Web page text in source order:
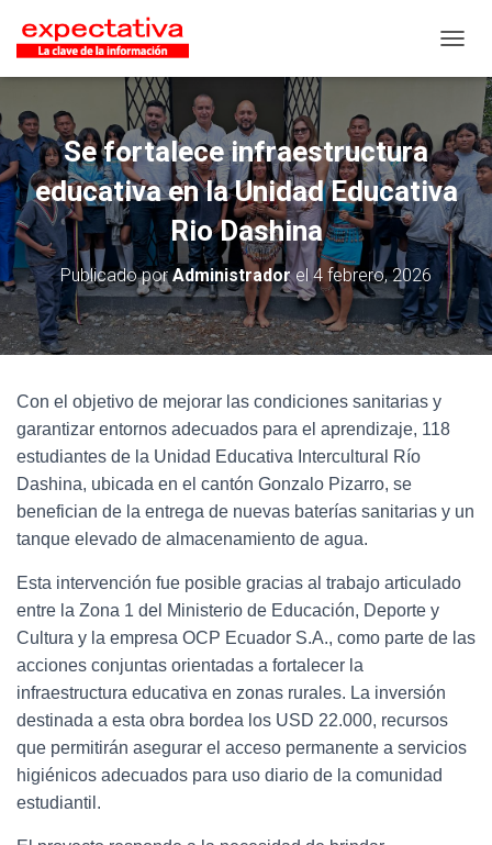
Se fortalece infraestructura
educativa en la Unidad Educativa
Rio Dashina
Publicado porAdministradorel 4 febrero, 2026
Con el objetivo de mejorar las condiciones sanitarias y
garantizar entornos adecuados para el aprendizaje, 118
estudiantes de la Unidad Educativa Intercultural Río
Dashina, ubicada en el cantón Gonzalo Pizarro, se
benefician de la entrega de nuevas baterías sanitarias y un
tanque elevado de almacenamiento de agua.
Esta intervención fue posible gracias al trabajo articulado
entre la Zona 1 del Ministerio de Educación, Deporte y
Cultura y la empresa OCP Ecuador S.A., como parte de las
acciones conjuntas orientadas a fortalecer la
infraestructura educativa en zonas rurales. La inversión
destinada a esta obra bordea los USD 22.000, recursos
que permitirán asegurar el acceso permanente a servicios
higiénicos adecuados para uso diario de la comunidad
estudiantil.